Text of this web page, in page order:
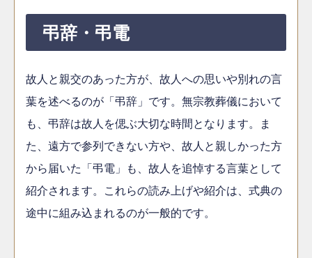
弔辞・弔電
故人と親交のあった方が、故人への思いや別れの言
葉を述べるのが「弔辞」です。無宗教葬儀において
も、弔辞は故人を偲ぶ大切な時間となります。ま
た、遠方で参列できない方や、故人と親しかった方
から届いた「弔電」も、故人を追悼する言葉として
紹介されます。これらの読み上げや紹介は、式典の
途中に組み込まれるのが一般的です。